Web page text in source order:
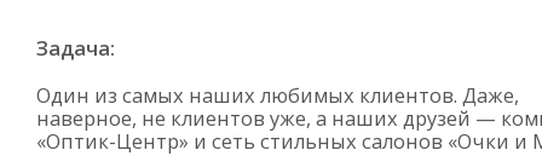
Задача:
Один из самых наших любимых клиентов. Даже,
наверное, не клиентов уже, а наших друзей —
«Оптик-Центр» и сеть стильных салонов «Очки и